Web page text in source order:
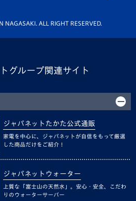
ALL RIGHT RESERVED.
グループ関連サイト
ジャパネットたかた公式通販
家電を中心に、ジャパネットが自信をもって厳選
した商品だけをご紹介！
ジャパネットウォーター
上質な「富士山の天然水」。安心・安全、こだわ
りのウォーターサーバー